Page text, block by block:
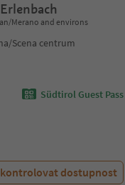
Merano and environs
Scena centrum
Südtirol Guest Pass
dostupnost